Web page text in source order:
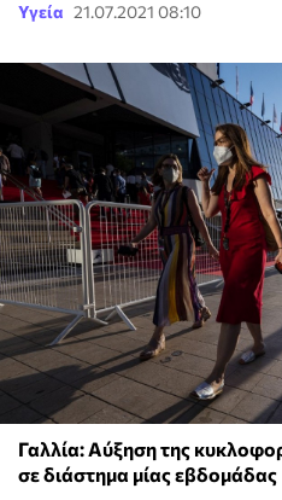
Υγεία 21.07.2021 08:10
Γαλλία: Αύξηση της
σε διάστημα μίας εβδομάδας